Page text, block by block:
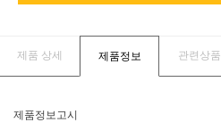
제품 상세 제품정보 관련상품
제품정보고시